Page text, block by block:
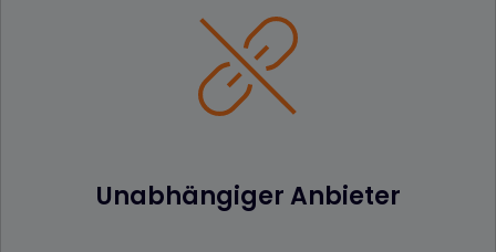
Unabhängiger Anbieter